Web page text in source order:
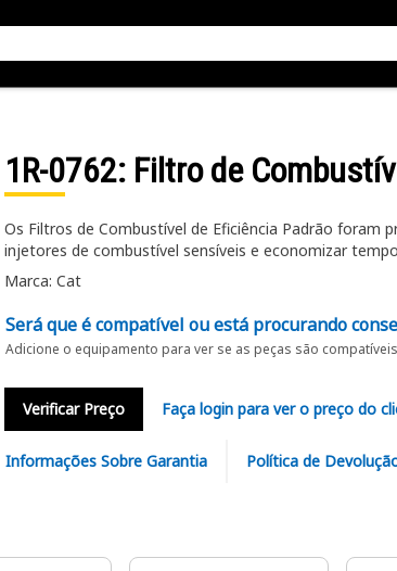
1R-0762: Filtro de
Os Filtros de Combustível de Eficiência Padrão
injetores de combustível sensíveis e economizar
Marca: Cat
Será que é compatível ou está procurando
Adicione o equipamento para ver se as peças são
Verificar Preço Faça login para ver o preço do
Informações Sobre Garantia Política de